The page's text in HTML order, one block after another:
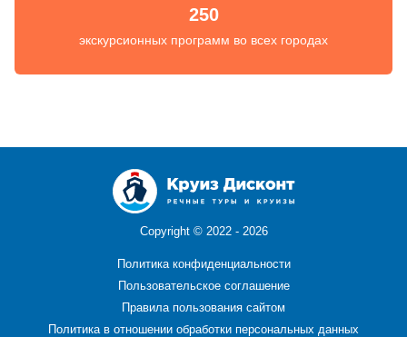
250
экскурсионных программ во всех городах
Copyright © 2022 - 2026
Политика конфиденциальности
Пользовательское соглашение
Правила пользования сайтом
Политика в отношении обработки персональных данных